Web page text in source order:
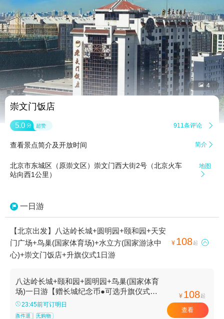
 4
崇文门饭店
5.0 分 超赞 911条评论 
查看景点简介及开放时间 简介 
北京市东城区（原崇文区）崇文门西大街2号（北京火车
站向西1公里）
地图

一日游
【北京出发】八达岭长城+圆明园+颐和园+天安
门广场+鸟巢(国家体育场)+水立方(国家游泳中
心)+崇文门饭店+升旗仪式1日游
¥ 108起 
八达岭长城+颐和园+圆明园+鸟巢(国家体育
场)一日游【赠长城纪念币●可选升旗仪式●
可选五环内可接●纯玩无购物】
23:45前可订明日
条件退 无购物
¥ 108起
查看
